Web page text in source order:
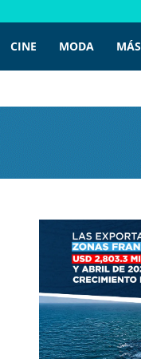
CINE MODA MÁS